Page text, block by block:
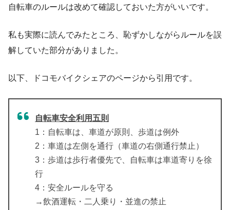
自転車のルールは改めて確認しておいた方がいいです。
私も実際に読んでみたところ、恥ずかしながらルールを誤
解していた部分がありました。
以下、ドコモバイクシェアのページから引用です。
自転車安全利用五則
1：自転車は、車道が原則、歩道は例外
2：車道は左側を通行（車道の右側通行禁止）
3：歩道は歩行者優先で、自転車は車道寄りを徐
行
4：安全ルールを守る
→飲酒運転・二人乗り・並進の禁止